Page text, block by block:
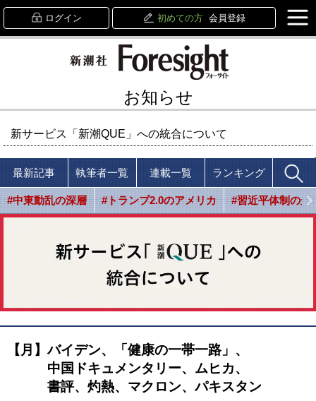
ログイン 初めての方 会員登録
お知らせ
新サービス「新潮QUE」への統合について
最新記事 執筆者一覧 連載一覧 ランキング
#中東動乱の深層 #トランプ2.0のアメリカ #習近平体制の光
【月】バイデン、「健康の一帯一路」、
中国ドキュメンタリー、ムヒカ、
書評、灼熱、マクロン、パキスタン